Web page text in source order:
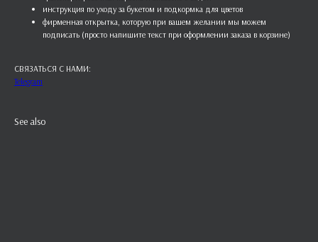
инструкция по уходу за букетом и подкормка для цветов
фирменная открытка, которую при вашем желании мы можем
подписать (просто напишите текст при оформлении заказа в корзине)
СВЯЗАТЬСЯ С НАМИ:
Telegram
See also